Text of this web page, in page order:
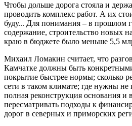
Чтобы дольше дорога стояла и
проводить комплекс работ. А их
буду... Для понимания – в прошлом
содержание, строительство новых
краю в бюджете было меньше 5,5
Михаил Ломакин считает, что
Камчатке должны быть
покрытие быстрее нормы; сколько
сети в таком климате; где нужны не
полная реконструкция основания
пересматривать подходы к
дорог в северных и приморских